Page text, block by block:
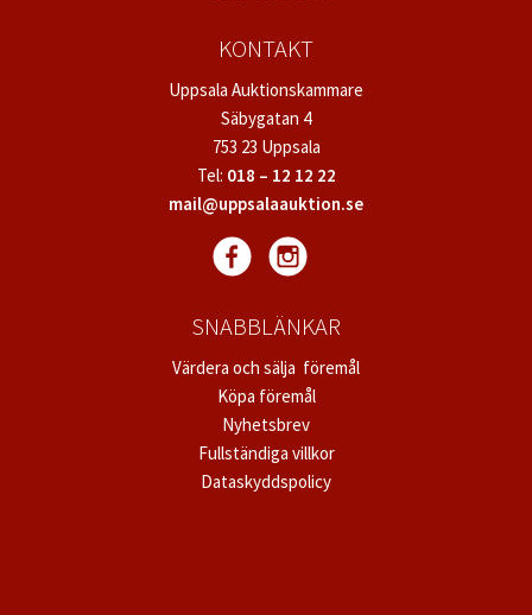
KONTAKT
Uppsala Auktionskammare
Säbygatan 4
753 23 Uppsala
Tel: 018 – 12 12 22
mail@uppsalaauktion.se
SNABBLÄNKAR
Värdera och sälja föremål
Köpa föremål
Nyhetsbrev
Fullständiga villkor
Dataskyddspolicy